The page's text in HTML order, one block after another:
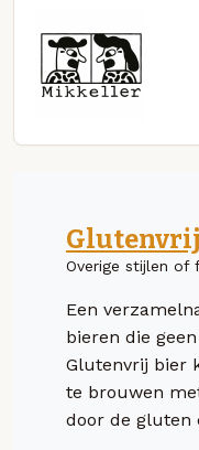
Glutenvrij
Overige stijlen of
Een
bieren die
Glutenvrij bier
te brouwen
door de gluten